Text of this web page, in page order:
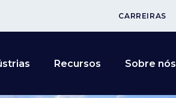
CARREIRAS
Recursos Sobre nós